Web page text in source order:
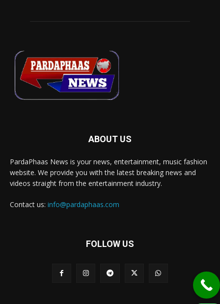
ABOUT US
PardaPhaas News is your news, entertainment, music fashion
website. We provide you with the latest breaking news and
videos straight from the entertainment industry.
Contact us: info@pardaphaas.com
FOLLOW US